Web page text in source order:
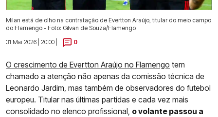
Milan está de olho na contratação de Evertton Araújo, titular do meio campo
do Flamengo - Foto: Gilvan de Souza/Flamengo
31 Mai 2026 | 20:00 |
0
O crescimento de Evertton Araújo no Flamengo tem
chamado a atenção não apenas da comissão técnica de
Leonardo Jardim, mas também de observadores do futebol
europeu. Titular nas últimas partidas e cada vez mais
consolidado no elenco profissional, o volante passou a